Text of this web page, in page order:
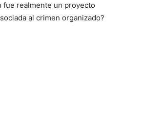
fue realmente un proyecto
al crimen organizado?